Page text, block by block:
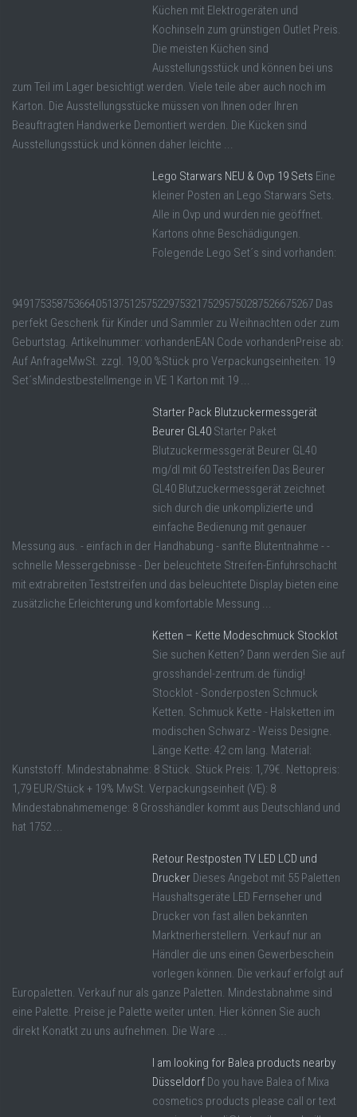
Küchen mit Elektrogeräten und
Kochinseln zum grünstigen Outlet Preis.
Die meisten Küchen sind
Ausstellungsstück und können bei uns
zum Teil im Lager besichtigt werden. Viele teile aber auch noch im
Karton. Die Ausstellungsstücke müssen von Ihnen oder Ihren
Beauftragten Handwerke Demontiert werden. Die Kücken sind
Ausstellungsstück und können daher leichte ...
Lego Starwars NEU & Ovp 19 Sets Eine
kleiner Posten an Lego Starwars Sets.
Alle in Ovp und wurden nie geöffnet.
Kartons ohne Beschädigungen.
Folegende Lego Set´s sind vorhanden:
949175358753664051375125752297532175295750287526675267 Das
perfekt Geschenk für Kinder und Sammler zu Weihnachten oder zum
Geburtstag. Artikelnummer: vorhandenEAN Code vorhandenPreise ab:
Auf AnfrageMwSt. zzgl. 19,00 %Stück pro Verpackungseinheiten: 19
Set´sMindestbestellmenge in VE 1 Karton mit 19 ...
Starter Pack Blutzuckermessgerät
Beurer GL40 Starter Paket
Blutzuckermessgerät Beurer GL40
mg/dl mit 60 Teststreifen Das Beurer
GL40 Blutzuckermessgerät zeichnet
sich durch die unkomplizierte und
einfache Bedienung mit genauer
Messung aus. - einfach in der Handhabung - sanfte Blutentnahme - -
schnelle Messergebnisse - Der beleuchtete Streifen-Einfuhrschacht
mit extrabreiten Teststreifen und das beleuchtete Display bieten eine
zusätzliche Erleichterung und komfortable Messung ...
Ketten – Kette Modeschmuck Stocklot
Sie suchen Ketten? Dann werden Sie auf
grosshandel-zentrum.de fündig!
Stocklot - Sonderposten Schmuck
Ketten. Schmuck Kette - Halsketten im
modischen Schwarz - Weiss Designe.
Länge Kette: 42 cm lang. Material:
Kunststoff. Mindestabnahme: 8 Stück. Stück Preis: 1,79€. Nettopreis:
1,79 EUR/Stück + 19% MwSt. Verpackungseinheit (VE): 8
Mindestabnahmemenge: 8 Grosshändler kommt aus Deutschland und
hat 1752 ...
Retour Restposten TV LED LCD und
Drucker Dieses Angebot mit 55 Paletten
Haushaltsgeräte LED Fernseher und
Drucker von fast allen bekannten
Marktnerherstellern. Verkauf nur an
Händler die uns einen Gewerbeschein
vorlegen können. Die verkauf erfolgt auf
Europaletten. Verkauf nur als ganze Paletten. Mindestabnahme sind
eine Palette. Preise je Palette weiter unten. Hier können Sie auch
direkt Konatkt zu uns aufnehmen. Die Ware ...
I am looking for Balea products nearby
Düsseldorf Do you have Balea of Mixa
cosmetics products please call or text